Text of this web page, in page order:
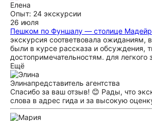
Елена
Опыт: 24 экскурсии
26 июля
Пешком по Фуншалу — столице
экскурсия соответвовала
были в курсе рассказа и обсуждения,
достопримечательностям. для
Ещё
Элинапредставитель агентства
Спасибо за ваш отзыв! 😊 Рады, что
слова в адрес гида и за высокую